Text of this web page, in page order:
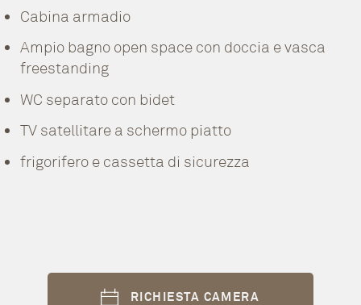
Cabina armadio
Ampio bagno open space con doccia e vasca
freestanding
WC separato con bidet
TV satellitare a schermo piatto
frigorifero e cassetta di sicurezza
RICHIESTA CAMERA